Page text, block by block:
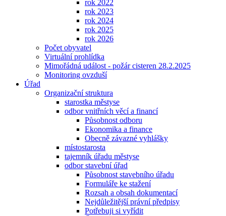
rok 2022
rok 2023
rok 2024
rok 2025
rok 2026
Počet obyvatel
Virtuální prohlídka
Mimořádná událost - požár cisteren 28.2.2025
Monitoring ovzduší
Úřad
Organizační struktura
starostka městyse
odbor vnitřních věcí a financí
Působnost odboru
Ekonomika a finance
Obecně závazné vyhlášky
místostarosta
tajemník úřadu městyse
odbor stavební úřad
Působnost stavebního úřadu
Formuláře ke stažení
Rozsah a obsah dokumentací
Nejdůležitější právní předpisy
Potřebuji si vyřídit